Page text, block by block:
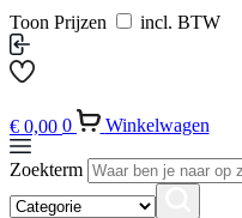
Toon Prijzen incl. BTW
€ 0,00 0 Winkelwagen
Zoekterm